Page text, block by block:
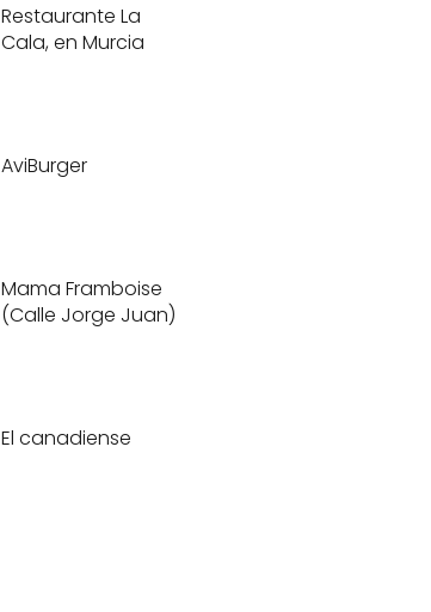
Restaurante La
Cala, en Murcia
AviBurger
Mama Framboise
(Calle Jorge Juan)
El canadiense